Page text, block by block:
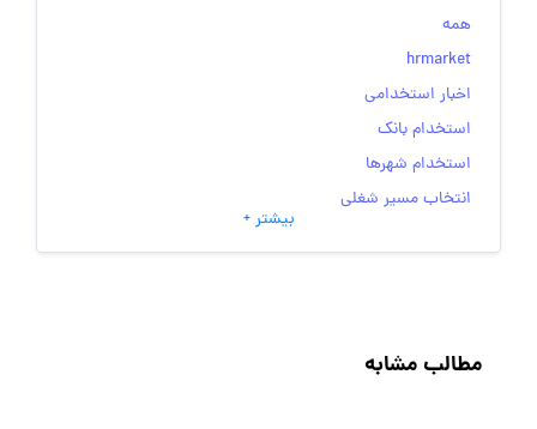
همه
hrmarket
اخبار استخدامی
استخدام بانک
استخدام شهرها
انتخاب مسیر شغلی
به‌روزرسانی‌های سایت (کارجویی)
رزومه
بیشتر +
مطالب مشابه